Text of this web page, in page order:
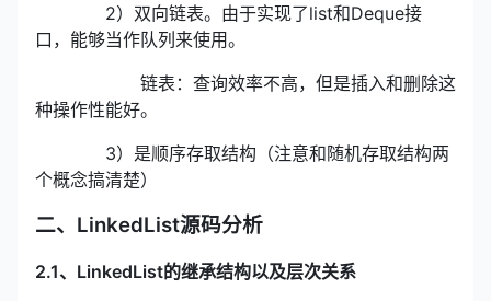
2）双向链表。由于实现了list和Deque接
口，能够当作队列来使用。
链表：查询效率不高，但是插入和删除这
种操作性能好。
3）是顺序存取结构（注意和随机存取结构两
个概念搞清楚）
二、LinkedList源码分析
2.1、LinkedList的继承结构以及层次关系